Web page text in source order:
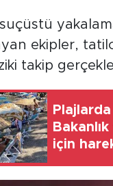
ekipler,
takip
için